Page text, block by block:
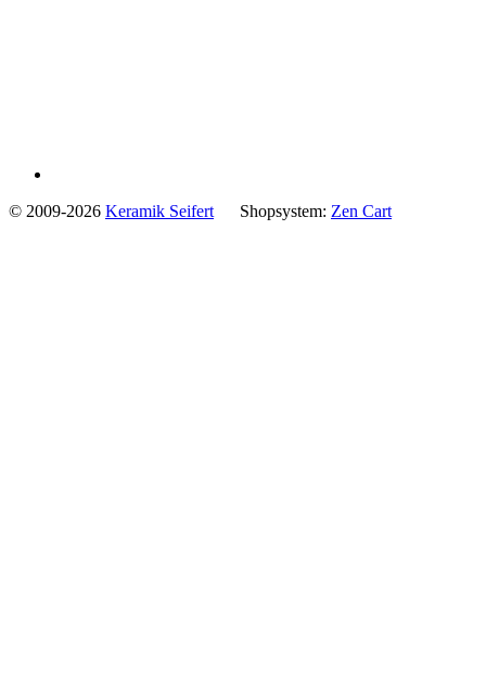
© 2009-2026 Keramik Seifert Shopsystem: Zen Cart